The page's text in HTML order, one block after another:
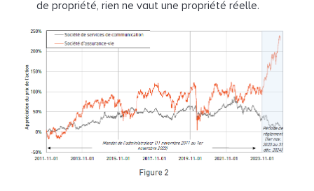
de propriété, rien ne vaut une propriété réelle.